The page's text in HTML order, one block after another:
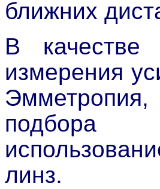
ближних
В качестве
измерения
подбора
линз.